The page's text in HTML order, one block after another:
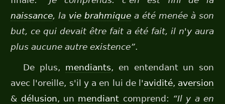
naissance, la vie brahmique a été menée à son
but, ce qui devait être fait a été fait, il n'y aura
plus aucune autre existence”.
De plus, mendiants, en entendant un son
avec l'oreille, s'il y a en lui de l'avidité, aversion
& délusion, un mendiant comprend: “Il y a en